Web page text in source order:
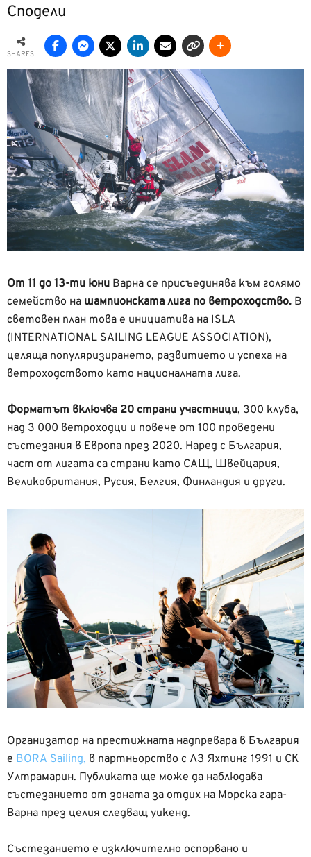
Сподели
SHARES
От 11 до 13-ти юни Варна се присъединява към голямо
семейство на шампионската лига по ветроходство. В
световен план това е инициатива на ISLA
(INTERNATIONAL SAILING LEAGUE ASSOCIATION),
целяща популяризирането, развитието и успеха на
ветроходството като националната лига.
Форматът включва 20 страни участници, 300 клуба,
над 3 000 ветроходци и повече от 100 проведени
състезания в Европа през 2020. Наред с България,
част от лигата са страни като САЩ, Швейцария,
Великобритания, Русия, Белгия, Финландия и други.
Организатор на престижната надпревара в България
е BORA Sailing, в партньорство с ЛЗ Яхтинг 1991 и СК
Ултрамарин. Публиката ще може да наблюдава
състезанието от зоната за отдих на Морска гара-
Варна през целия следващ уикенд.
Състезанието е изключително оспорвано и